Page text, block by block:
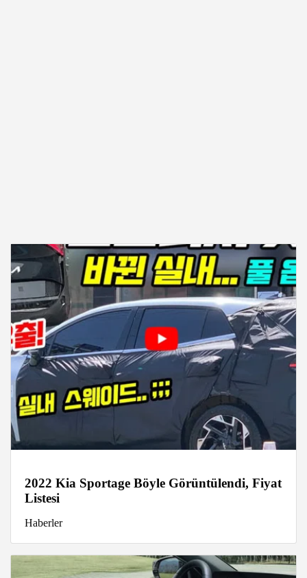
2022 Kia Sportage Böyle Görüntülendi, Fiyat
Listesi
Haberler